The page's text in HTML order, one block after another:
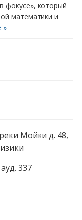
фокусе», который
математики и
»
Мойки д. 48,
337